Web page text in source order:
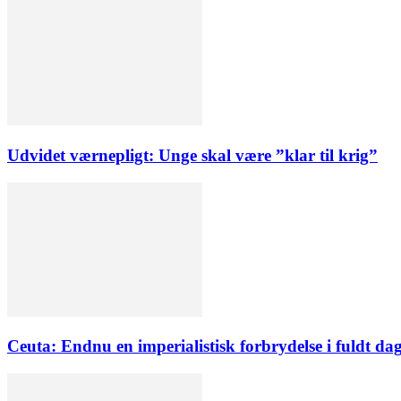
Udvidet værnepligt: Unge skal være ”klar til krig”
Ceuta: Endnu en imperialistisk forbrydelse i fuldt